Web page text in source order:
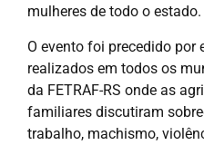
mulheres de todo o estado.
O evento foi precedido por
realizados em todos os
da FETRAF-RS onde as
familiares discutiram
trabalho, machismo,